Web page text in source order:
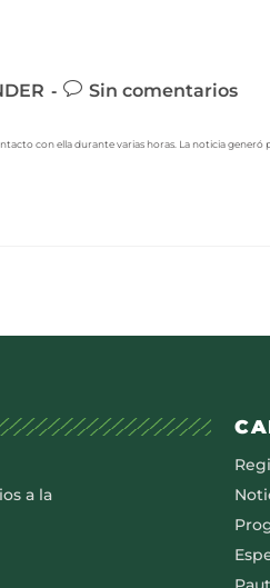
Sin comentarios
con ella durante varias horas. La noticia
a la